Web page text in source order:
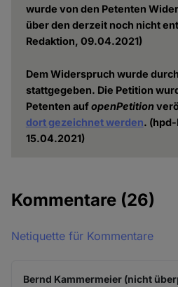
wurde von den Petenten
über den derzeit noch nicht
Redaktion, 09.04.2021)
Dem Widerspruch wurde
stattgegeben. Die Petition
Petenten aufopenPetition
dort gezeichnet werden.
15.04.2021)
Kommentare (26)
Netiquette für Kommentare
Bernd Kammermeier (nicht